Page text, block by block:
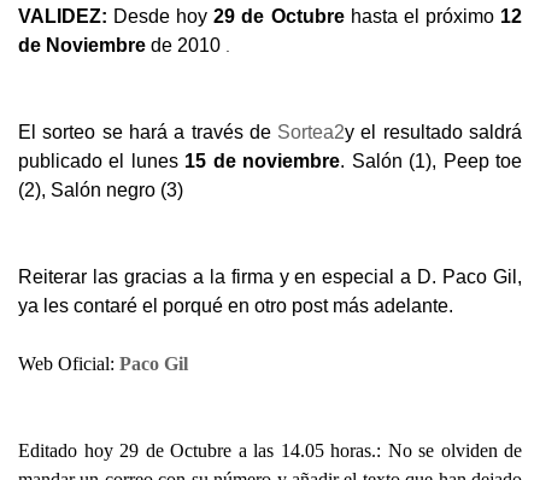
VALIDEZ: Desde hoy29 de Octubrehasta el próximo 12
de Noviembre de 2010 .
El sorteo se hará a través de Sortea2y el resultado saldrá
publicado el lunes 15 de noviembre. Salón (1), Peep toe
(2), Salón negro (3)
Reiterar las gracias a la firma y en especial a D. Paco Gil,
ya les contaré el porqué en otro post más adelante.
Web Oficial: Paco Gil
Editado hoy 29 de Octubre a las 14.05 horas.: No se olviden de